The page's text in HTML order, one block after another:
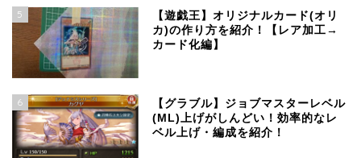
5
【遊戯王】オリジナルカード(オリ
カ)の作り方を紹介！【レア加工→
カード化編】
6
【グラブル】ジョブマスターレベル
(ML)上げがしんどい！効率的なレ
ベル上げ・編成を紹介！